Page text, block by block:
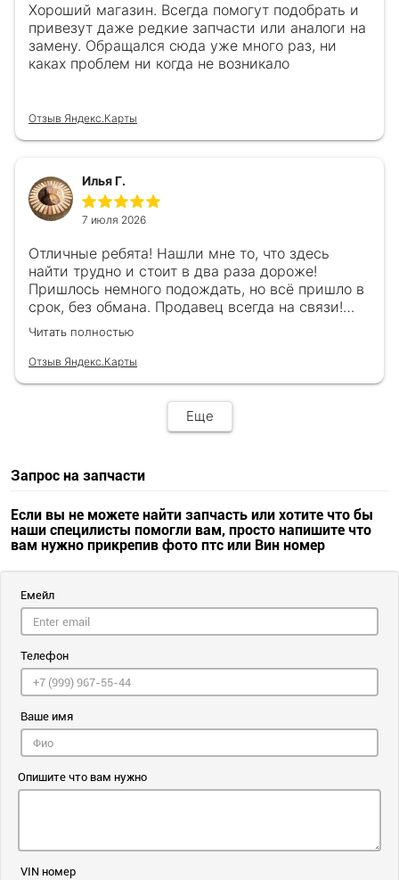
Хороший магазин. Всегда помогут подобрать и
привезут даже редкие запчасти или аналоги на
замену. Обращался сюда уже много раз, ни
каках проблем ни когда не возникало
Отзыв Яндекс.Карты
Илья Г.
7 июля 2026
Отличные ребята! Нашли мне то, что здесь
найти трудно и стоит в два раза дороже!
Пришлось немного подождать, но всё пришло в
срок, без обмана. Продавец всегда на связи!
Буду ещё обращаться! 👍
Читать полностью
Отзыв Яндекс.Карты
Еще
Запрос на запчасти
Если вы не можете найти запчасть или хотите что бы
наши специлисты помогли вам, просто напишите что
вам нужно прикрепив фото птс или Вин номер
Емейл
Телефон
Ваше имя
Опишите что вам нужно
VIN номер